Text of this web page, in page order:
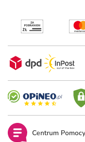
Centrum Pomocy